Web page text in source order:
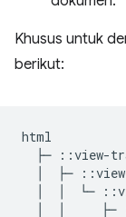
Khusus untuk
berikut:
html
├─ ::view-
│  ├─
│  │  └─
│  │     ├─